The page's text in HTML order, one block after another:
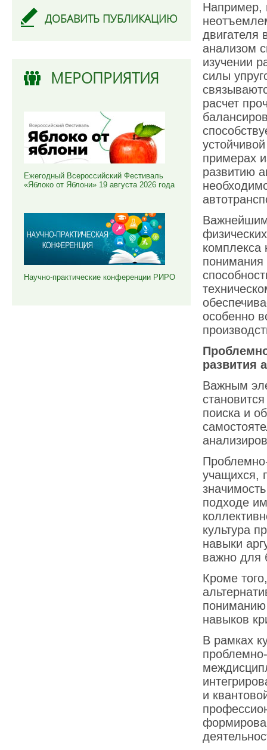
ДОБАВИТЬ ПУБЛИКАЦИЮ
МЕРОПРИЯТИЯ
Ежегодный Всероссийский Фестиваль
«Яблоко от Яблони» 19 августа 2026 года
Научно-практические конференции РИРО
Например,
двигателя
анализом
изучении
силы
расчет
примерах
развитию
Важнейшим
комплекса
понимания
особенно
развития
Важным
поиска и
учащихся,
подходе
культура
навыки
важно для
Кроме
пониманию
навыков
В рамках
и